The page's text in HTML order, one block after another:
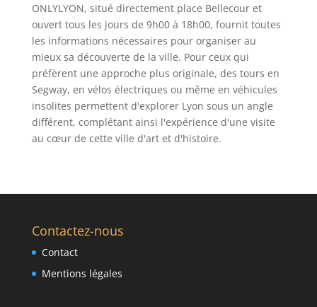
ONLYLYON, situé directement place Bellecour et
ouvert tous les jours de 9h00 à 18h00, fournit toutes
les informations nécessaires pour organiser au
mieux sa découverte de la ville. Pour ceux qui
préfèrent une approche plus originale, des tours en
Segway, en vélos électriques ou même en véhicules
insolites permettent d'explorer Lyon sous un angle
différent, complétant ainsi l'expérience d'une visite
au cœur de cette ville d'art et d'histoire.
Contactez-nous
Contact
Mentions légales